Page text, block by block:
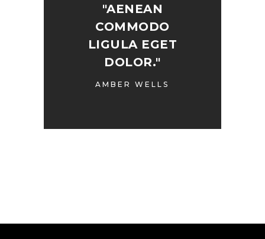
"AENEAN
COMMODO
LIGULA EGET
DOLOR."
AMBER WELLS